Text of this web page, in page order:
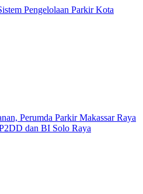
Pengelolaan Parkir Kota
Perumda Parkir Makassar Raya
dan BI Solo Raya